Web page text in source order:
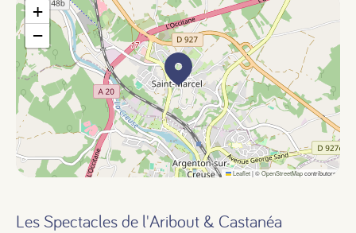
+
−
Leaflet|©OpenStreetMapcontributors
Les Spectacles de l'Aribout & Castanéa